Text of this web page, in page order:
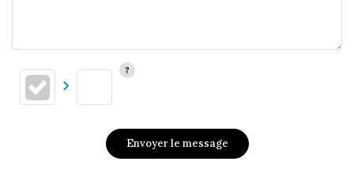
Envoyer le message